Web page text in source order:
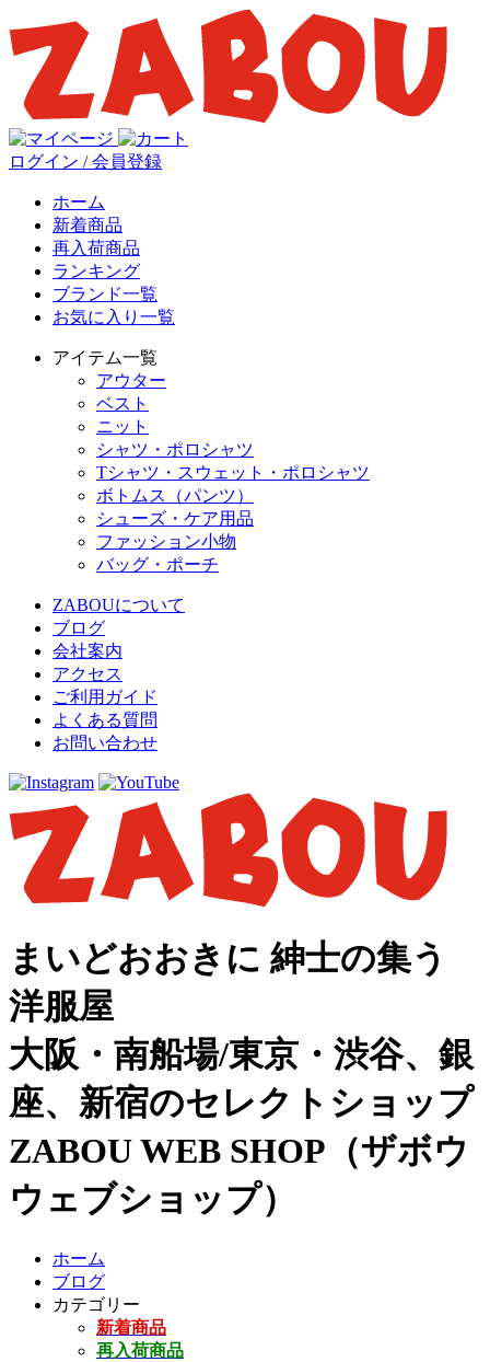
ログイン / 会員登録
ホーム
新着商品
再入荷商品
ランキング
ブランド一覧
お気に入り一覧
アイテム一覧
アウター
ベスト
ニット
シャツ・ポロシャツ
Tシャツ・スウェット・ポロシャツ
ボトムス（パンツ）
シューズ・ケア用品
ファッション小物
バッグ・ポーチ
ZABOUについて
ブログ
会社案内
アクセス
ご利用ガイド
よくある質問
お問い合わせ
まいどおおきに 紳士の集う
洋服屋
大阪・南船場/東京・渋谷、銀
座、新宿のセレクトショップ
ZABOU WEB SHOP（ザボウ
ウェブショップ）
ホーム
ブログ
カテゴリー
新着商品
再入荷商品